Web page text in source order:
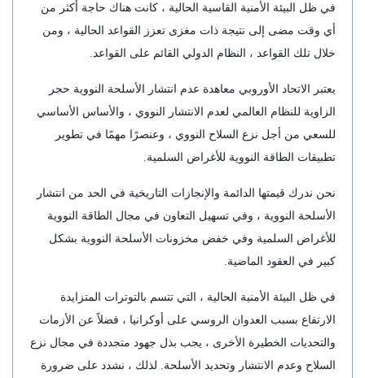
في ظل البيئة الأمنية القاسية الحالية ، كانت هناك حاجة أكثر من
أي وقت مضى إلى نتيجة ذات مغزى تعزز القواعد الحالية ، ومن
خلال تلك القواعد ، النظام الدولي القائم على القواعد.
يعتبر الاتحاد الأوروبي معاهدة عدم انتشار الأسلحة النووية حجر
الزاوية للنظام العالمي لعدم الانتشار النووي ، والأساس الأساسي
للسعي من أجل نزع السلاح النووي ، وعنصرًا مهمًا في تطوير
تطبيقات الطاقة النووية للأغراض السلمية.
نحن ندرك قيمتها الدائمة والإنجازات التاريخية في الحد من انتشار
الأسلحة النووية ، وفي تسهيل التعاون في مجال الطاقة النووية
للأغراض السلمية وفي خفض مخزونات الأسلحة النووية بشكل
كبير في العقود الماضية.
في ظل البيئة الأمنية الحالية ، التي تتسم بالتوترات المتزايدة
الارتفاع بسبب العدوان الروسي على أوكرانيا ، فضلاً عن الأزمات
والتحديات الخطيرة الأخرى ، يجب بذل جهود متجددة في مجال نزع
السلاح وعدم الانتشار وتحديد الأسلحة. لذلك ، نشدد على ضرورة